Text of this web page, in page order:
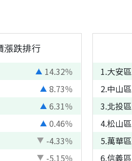
漲跌排行
14.32％
8.73％
6.31％
0.46％
-4.33％
-5.15％
1.大安區
2.中山區
3.北投區
4.松山區
5.萬華區
6.信義區